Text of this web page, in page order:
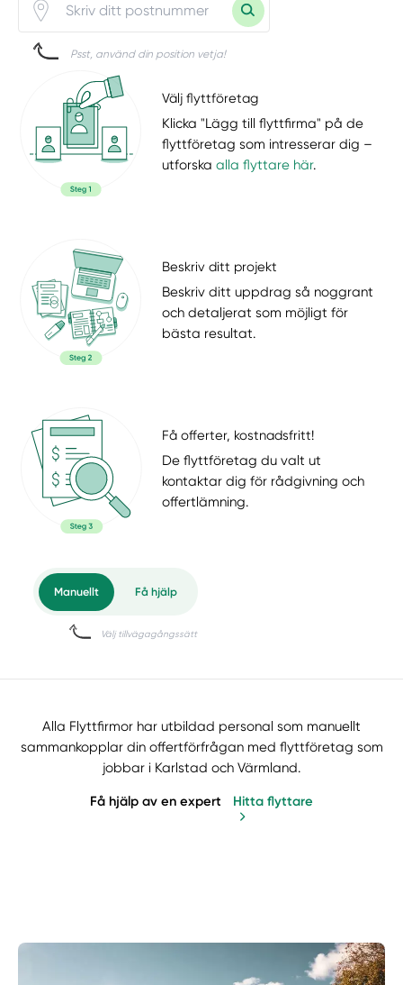
Psst, använd din position vetja!
Välj flyttföretag
Klicka "Lägg till flyttfirma" på de
flyttföretag som intresserar dig –
utforskaalla flyttare här.
Beskriv ditt projekt
Beskriv ditt uppdrag så noggrant
och detaljerat som möjligt för
bästa resultat.
Få offerter, kostnadsfritt!
De flyttföretag du valt ut
kontaktar dig för rådgivning och
offertlämning.
Alla Flyttfirmor har utbildad personal som manuellt
sammankopplar din offertförfrågan med flyttföretag som
jobbar i Karlstad och Värmland.
Få hjälp av en expert Hitta flyttare